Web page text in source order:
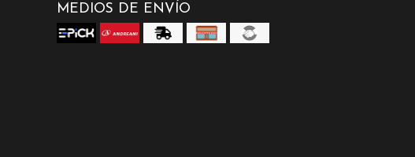
MEDIOS DE ENVÍO